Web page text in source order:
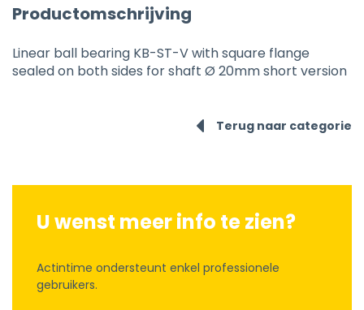
Productomschrijving
Linear ball bearing KB-ST-V with square flange
sealed on both sides for shaft Ø 20mm short version
Terug naar categorie
U wenst meer info te zien?
Actintime ondersteunt enkel professionele
gebruikers.